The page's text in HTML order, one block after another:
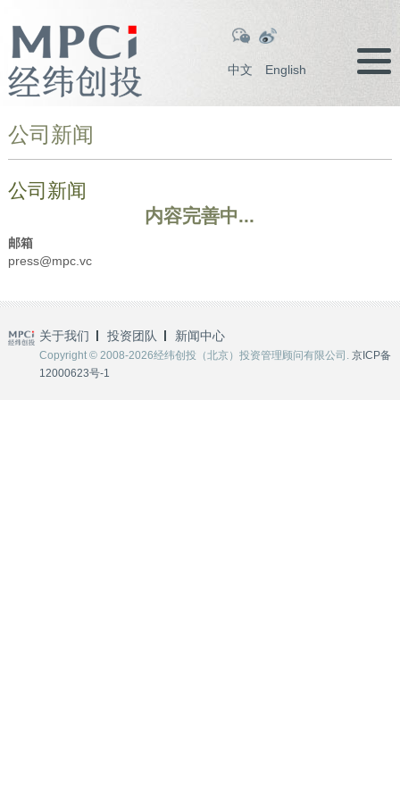
中文 English
公司新闻
公司新闻
内容完善中...
邮箱
press@mpc.vc
关于我们 投资团队 新闻中心
Copyright © 2008-2026经纬创投（北京）投资管理顾问有限公司. 京ICP备
12000623号-1